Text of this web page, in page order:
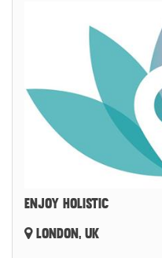
ENJOY HOLISTIC
LONDON, UK